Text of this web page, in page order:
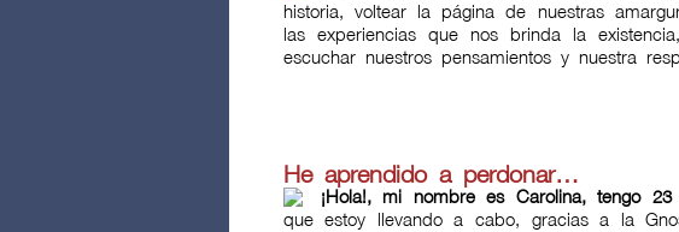
historia, voltear la página de nuestras
las experiencias que nos brinda la
escuchar nuestros pensamientos y nuestra
He aprendido a perdonar…
¡Hola!, mi nombre es Carolina, tengo 23
que estoy llevando a cabo, gracias a la